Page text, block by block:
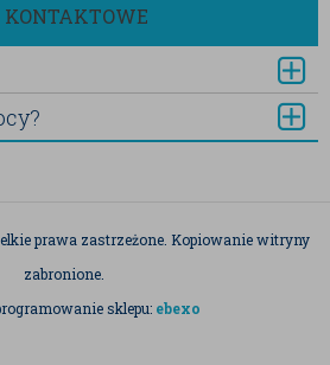
prawa zastrzeżone. Kopiowanie witryny
zabronione.
sklepu: ebexo